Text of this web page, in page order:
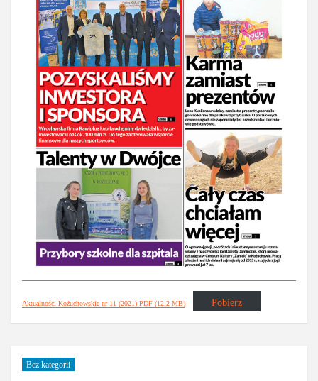
Aktualności Kożuchowskie nr 11 (2021) PDF (12,2 MB) Pobierz
Bez kategorii